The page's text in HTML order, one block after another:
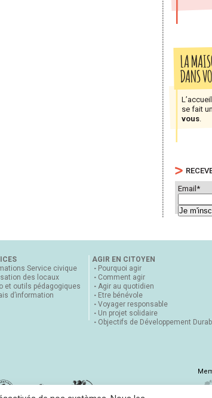
LA
DANS
se fait
vous
Email*
Service civique
des locaux
et outils pédagogiques
d’information
AGIR EN CITOYEN
Pourquoi agir
Comment agir
Agir au quotidien
Etre bénévole
Voyager responsable
Un projet solidaire
Objectifs de Développement